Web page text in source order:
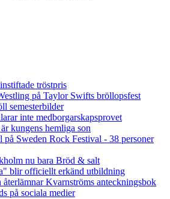
tröstpris
på Taylor Swifts bröllopsfest
semesterbilder
inte medborgarskapsprovet
kungens hemliga son
på Sweden Rock Festival - 38 personer
nu bara Bröd & salt
blir officiellt erkänd utbildning
återlämnar Kvarnströms anteckningsbok
på sociala medier